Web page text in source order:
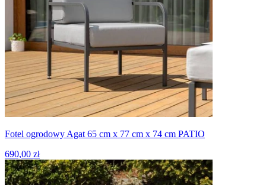
Fotel ogrodowy Agat 65 cm x 77 cm x 74 cm PATIO
690,00 zł